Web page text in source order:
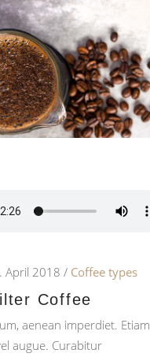
April 2018 Coffee types
Coffee
aenean imperdiet. Etiam
augue. Curabitur